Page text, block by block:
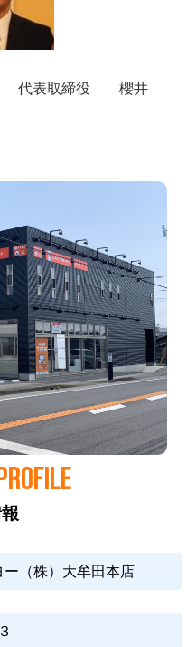
（株）大牟田本店